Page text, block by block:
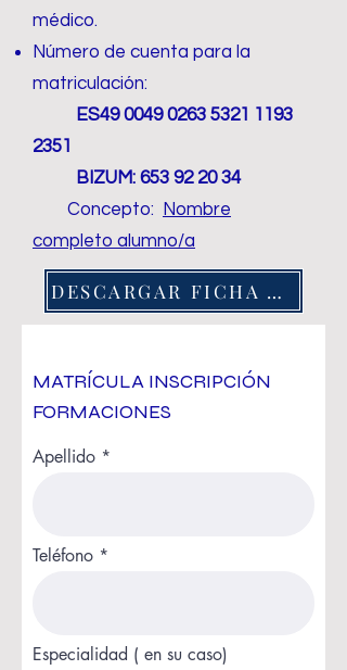
médico.
Número de cuenta para la
matriculación:
ES490049 0263 5321 1193
2351
BIZUM: 653 92 20 34
Concepto:
Nombre
completo alumno/a
DESCARGAR FICHA ALUMNADO
MATRÍCULA INSCRIPCIÓN
FORMACIONES
Apellido
Teléfono
Especialidad ( en su caso)